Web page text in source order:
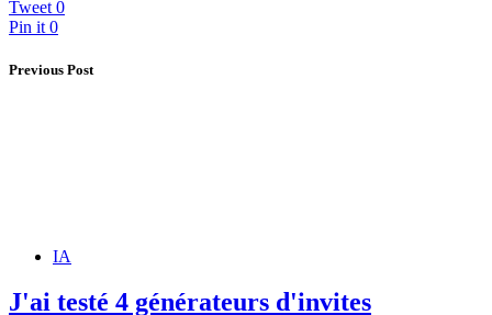
Tweet 0
Pin it 0
Previous Post
IA
J'ai testé 4 générateurs d'invites